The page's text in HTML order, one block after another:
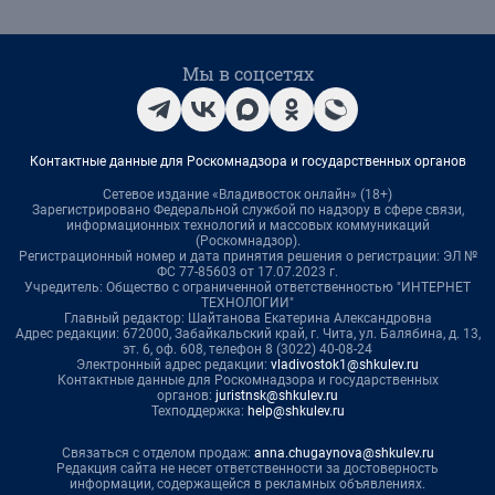
Мы в соцсетях
Контактные данные для Роскомнадзора и государственных органов
Сетевое издание «Владивосток онлайн» (18+)
Зарегистрировано Федеральной службой по надзору в сфере связи,
информационных технологий и массовых коммуникаций
(Роскомнадзор).
Регистрационный номер и дата принятия решения о регистрации: ЭЛ №
ФС 77-85603 от 17.07.2023 г.
Учредитель: Общество с ограниченной ответственностью "ИНТЕРНЕТ
ТЕХНОЛОГИИ"
Главный редактор: Шайтанова Екатерина Александровна
Адрес редакции: 672000, Забайкальский край, г. Чита, ул. Балябина, д. 13,
эт. 6, оф. 608, телефон 8 (3022) 40-08-24
Электронный адрес редакции: vladivostok1@shkulev.ru
Контактные данные для Роскомнадзора и государственных
органов: juristnsk@shkulev.ru
Техподдержка: help@shkulev.ru
Связаться с отделом продаж: anna.chugaynova@shkulev.ru
Редакция сайта не несет ответственности за достоверность
информации, содержащейся в рекламных объявлениях.